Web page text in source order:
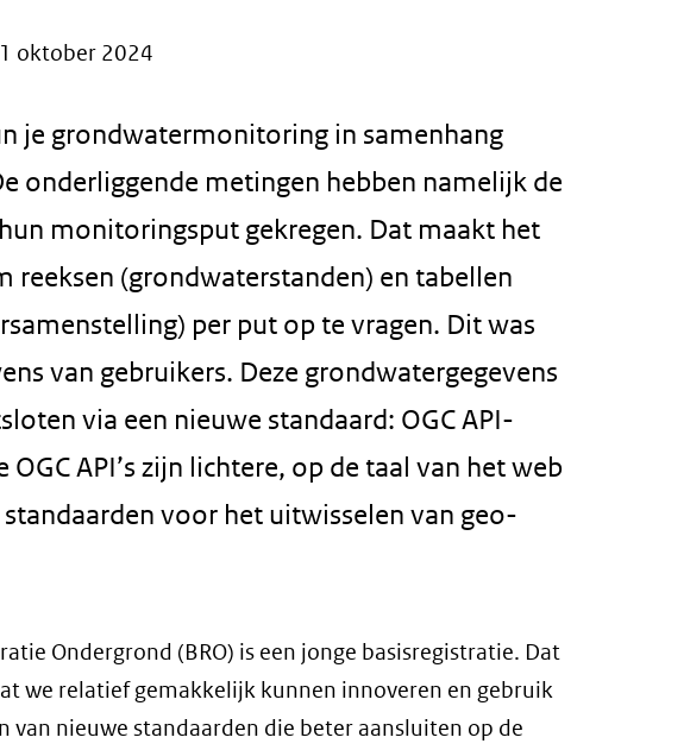
oktober 2024
je grondwatermonitoring in samenhang
onderliggende metingen hebben namelijk de
monitoringsput gekregen. Dat maakt het
reeksen (grondwaterstanden) en tabellen
per put op te vragen. Dit was
van gebruikers. Deze grondwatergegevens
via een nieuwe standaard: OGC API-
OGC API’s zijn lichtere, op de taal van het web
standaarden voor het uitwisselen van geo-
Ondergrond (BRO) is een jonge basisregistratie. Dat
we relatief gemakkelijk kunnen innoveren en gebruik
van nieuwe standaarden die beter aansluiten op de